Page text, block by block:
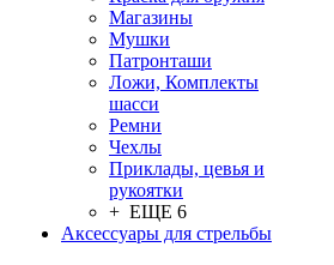
Магазины
Мушки
Патронташи
Ложи, Комплекты
шасси
Ремни
Чехлы
Приклады, цевья и
рукоятки
+ ЕЩЕ 6
Аксессуары для стрельбы